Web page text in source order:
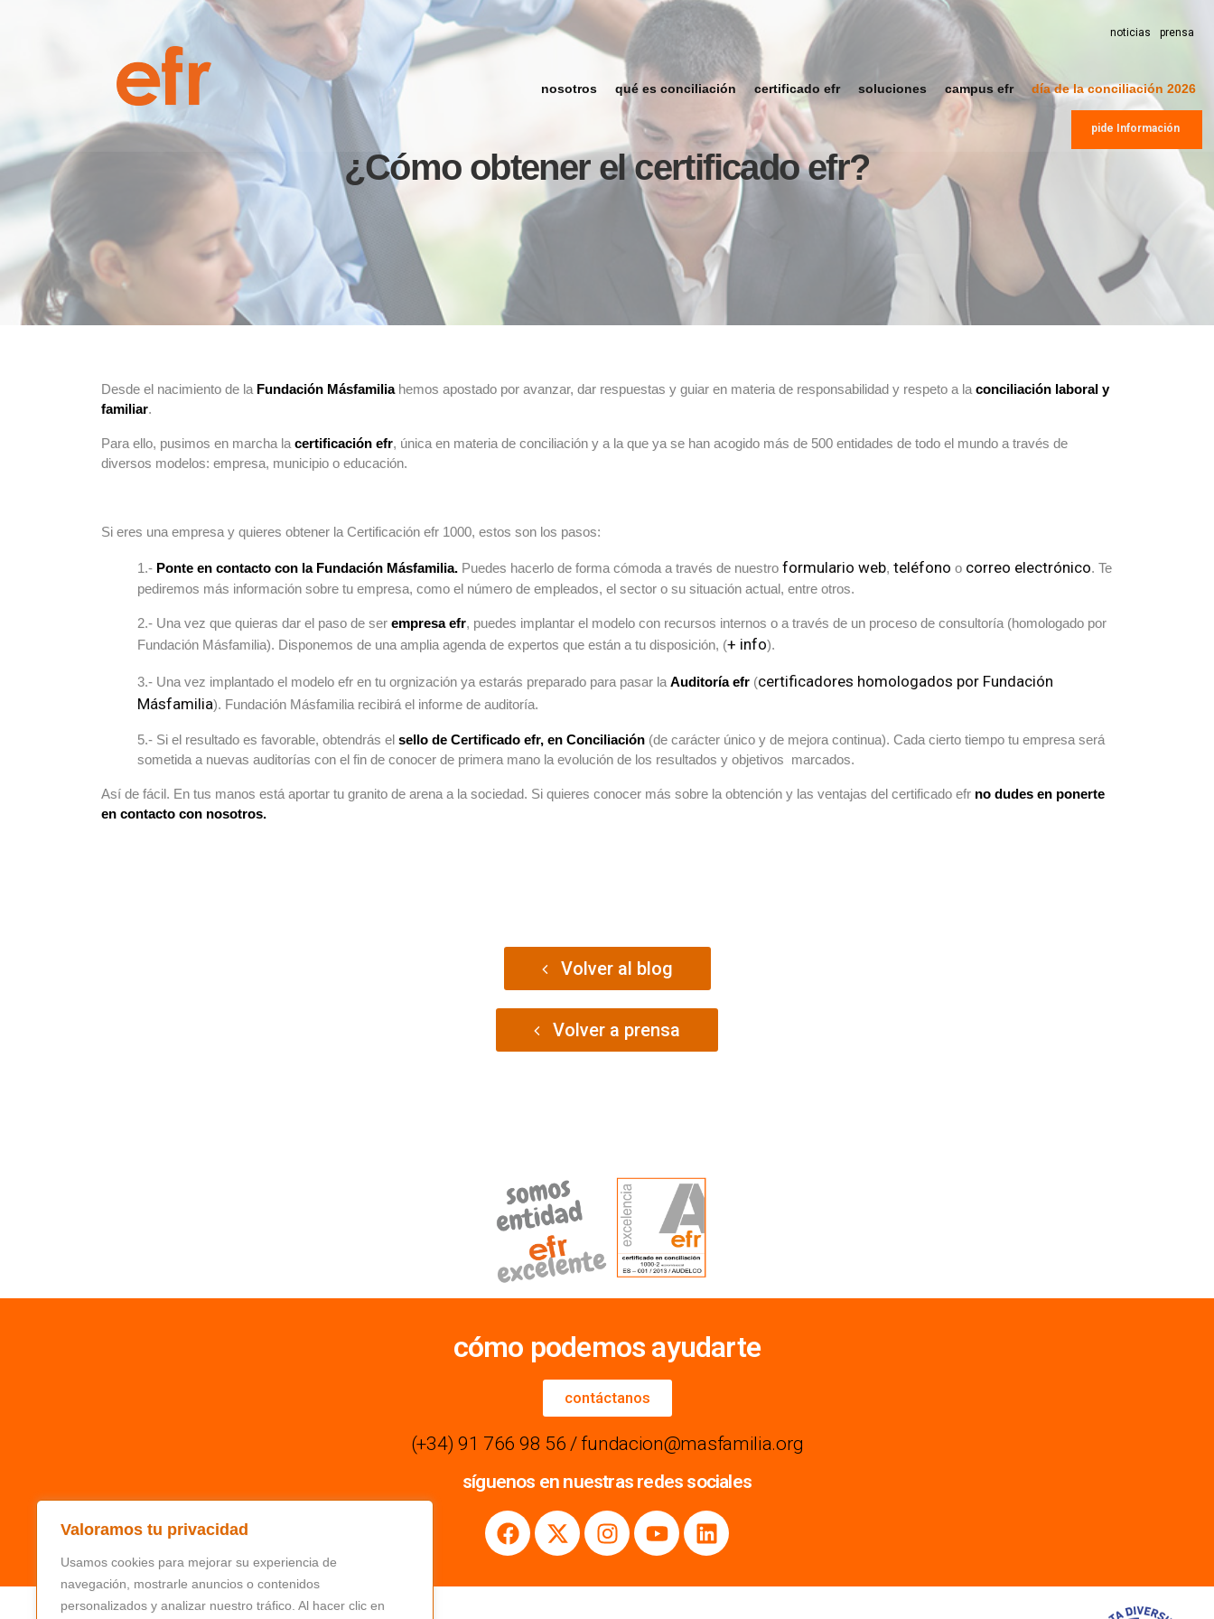
Valoramos tu privacidad
Usamos cookies para mejorar su experiencia de
navegación, mostrarle anuncios o contenidos
personalizados y analizar nuestro tráfico. Al hacer clic en
noticias prensa
nosotros qué es conciliación certificado efr soluciones campus efr día de la conciliación 2026
pide Información
¿Cómo obtener el certificado efr?
Desde el nacimiento de la Fundación Másfamiliahemos apostado por avanzar, dar respuestas y guiar en materia de responsabilidad y respeto a la conciliación laboral y
familiar.
Para ello, pusimos en marcha la certificación efr, única en materia de conciliación y a la que ya se han acogido más de 500 entidades de todo el mundo a través de
diversos modelos: empresa, municipio o educación.
Si eres una empresa y quieres obtener la Certificación efr 1000, estos son los pasos:
1.- Ponte en contacto con la Fundación Másfamilia. Puedes hacerlo de forma cómoda a través de nuestro formulario web, teléfono o correo electrónico. Te
pediremos más información sobre tu empresa, como el número de empleados, el sector o su situación actual, entre otros.
2.- Una vez que quieras dar el paso de ser empresa efr, puedes implantar el modelo con recursos internos o a través de un proceso de consultoría (homologado por
Fundación Másfamilia). Disponemos de una amplia agenda de expertos que están a tu disposición, (+ info).
3.- Una vez implantado el modelo efr en tu orgnización ya estarás preparado para pasar la Auditoría efr (certificadores homologados por Fundación
Másfamilia). Fundación Másfamilia recibirá el informe de auditoría.
5.- Si el resultado es favorable, obtendrás el sello de Certificado efr, en Conciliación (de carácter único y de mejora continua). Cada cierto tiempo tu empresa será
sometida a nuevas auditorías con el fin de conocer de primera mano la evolución de los resultados y objetivos marcados.
Así de fácil. En tus manos está aportar tu granito de arena a la sociedad. Si quieres conocer más sobre la obtención y las ventajas del certificado efr no dudes en ponerte
en contacto con nosotros.
Volver al blog
Volver a prensa
cómo podemos ayudarte
contáctanos
(+34) 91 766 98 56 / fundacion@masfamilia.org
síguenos en nuestras redes sociales